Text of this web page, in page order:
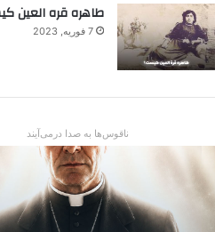
طاهره قره العین
7 فوریه, 2023
ناقوس‌ها به صدا در‌می‌آیند